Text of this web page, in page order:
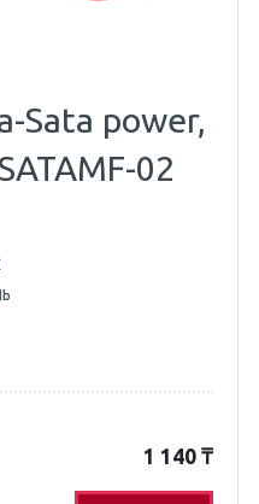
Sata power,
02
1 140 ₸